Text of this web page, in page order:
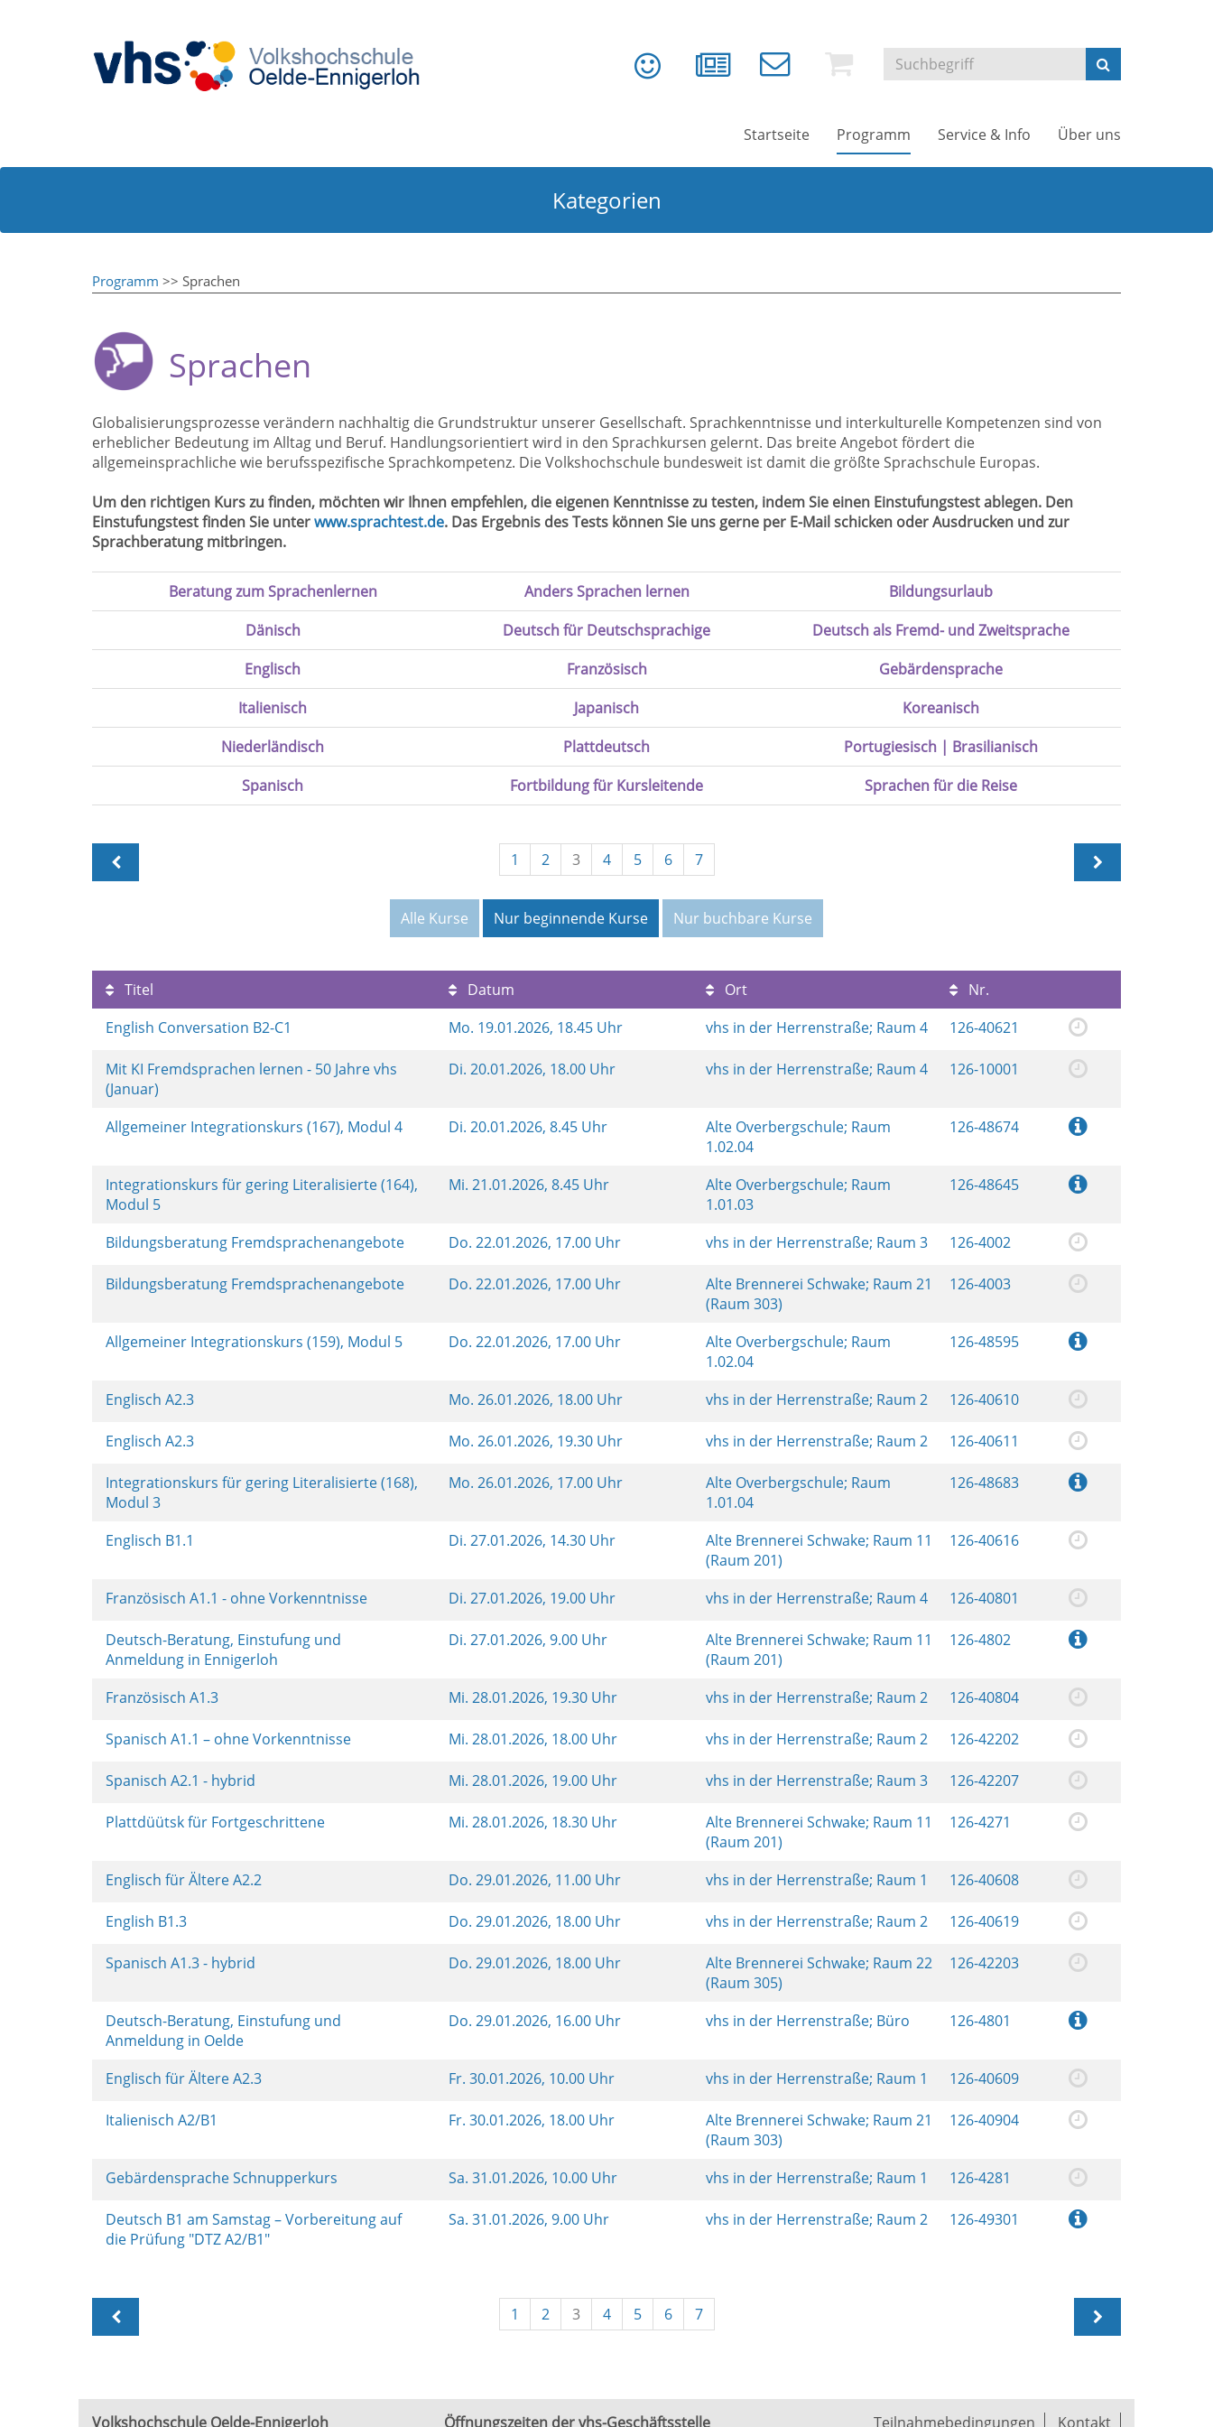
Startseite Programm Service & Info Über uns
Kategorien
Programm >> Sprachen
Sprachen
Globalisierungsprozesse verändern nachhaltig die Grundstruktur unserer Gesellschaft. Sprachkenntnisse und interkulturelle Kompetenzen sind von
erheblicher Bedeutung im Alltag und Beruf. Handlungsorientiert wird in den Sprachkursen gelernt. Das breite Angebot fördert die
allgemeinsprachliche wie berufsspezifische Sprachkompetenz. Die Volkshochschule bundesweit ist damit die größte Sprachschule Europas.
Um den richtigen Kurs zu finden, möchten wir Ihnen empfehlen, die eigenen Kenntnisse zu testen, indem Sie einen Einstufungstest ablegen. Den
Einstufungstest finden Sie unterwww.sprachtest.de. Das Ergebnis des Tests können Sie uns gerne per E-Mail schicken oder Ausdrucken und zur
Sprachberatung mitbringen.
Beratung zum Sprachenlernen Anders Sprachen lernen
Bildungsurlaub
Dänisch
Deutsch für Deutschsprachige
Deutsch als Fremd- und Zweitsprache
Englisch
Französisch
Gebärdensprache
Italienisch
Japanisch
Koreanisch
Niederländisch
Plattdeutsch
Portugiesisch | Brasilianisch
Spanisch
Fortbildung für Kursleitende Sprachen für die Reise
1 2 3 4 5 6 7
Alle Kurse Nur beginnende Kurse Nur buchbare Kurse
Titel Datum Ort
Nr.
English Conversation B2-C1
Mo. 19.01.2026, 18.45 Uhr vhs in der Herrenstraße; Raum 4 126-40621
Mit KI Fremdsprachen lernen - 50 Jahre vhs
(Januar)
Di. 20.01.2026, 18.00 Uhr vhs in der Herrenstraße; Raum 4 126-10001
Allgemeiner Integrationskurs (167), Modul 4 Di. 20.01.2026, 8.45 Uhr
Alte Overbergschule; Raum
1.02.04
126-48674
Integrationskurs für gering Literalisierte (164),
Modul 5
Mi. 21.01.2026, 8.45 Uhr
Alte Overbergschule; Raum
1.01.03
126-48645
Bildungsberatung Fremdsprachenangebote Do. 22.01.2026, 17.00 Uhr vhs in der Herrenstraße; Raum 3 126-4002
Bildungsberatung Fremdsprachenangebote Do. 22.01.2026, 17.00 Uhr
Alte Brennerei Schwake; Raum 21
(Raum 303)
126-4003
Allgemeiner Integrationskurs (159), Modul 5 Do. 22.01.2026, 17.00 Uhr
Alte Overbergschule; Raum
1.02.04
126-48595
Englisch A2.3 Mo. 26.01.2026, 18.00 Uhr vhs in der Herrenstraße; Raum 2 126-40610
Englisch A2.3 Mo. 26.01.2026, 19.30 Uhr vhs in der Herrenstraße; Raum 2 126-40611
Integrationskurs für gering Literalisierte (168),
Modul 3
Mo. 26.01.2026, 17.00 Uhr
Alte Overbergschule; Raum
1.01.04
126-48683
Englisch B1.1 Di. 27.01.2026, 14.30 Uhr
Alte Brennerei Schwake; Raum 11
(Raum 201)
126-40616
Französisch A1.1 - ohne Vorkenntnisse Di. 27.01.2026, 19.00 Uhr vhs in der Herrenstraße; Raum 4 126-40801
Deutsch-Beratung, Einstufung und
Anmeldung in Ennigerloh
Di. 27.01.2026, 9.00 Uhr
Alte Brennerei Schwake; Raum 11
(Raum 201)
126-4802
Französisch A1.3 Mi. 28.01.2026, 19.30 Uhr vhs in der Herrenstraße; Raum 2 126-40804
Spanisch A1.1 – ohne Vorkenntnisse Mi. 28.01.2026, 18.00 Uhr vhs in der Herrenstraße; Raum 2 126-42202
Spanisch A2.1 - hybrid Mi. 28.01.2026, 19.00 Uhr vhs in der Herrenstraße; Raum 3 126-42207
Plattdüütsk für Fortgeschrittene Mi. 28.01.2026, 18.30 Uhr
Alte Brennerei Schwake; Raum 11
(Raum 201)
126-4271
Englisch für Ältere A2.2 Do. 29.01.2026, 11.00 Uhr vhs in der Herrenstraße; Raum 1 126-40608
English B1.3 Do. 29.01.2026, 18.00 Uhr vhs in der Herrenstraße; Raum 2 126-40619
Spanisch A1.3 - hybrid Do. 29.01.2026, 18.00 Uhr
Alte Brennerei Schwake; Raum 22
(Raum 305)
126-42203
Deutsch-Beratung, Einstufung und
Anmeldung in Oelde
Do. 29.01.2026, 16.00 Uhr vhs in der Herrenstraße; Büro 126-4801
Englisch für Ältere A2.3 Fr. 30.01.2026, 10.00 Uhr vhs in der Herrenstraße; Raum 1 126-40609
Italienisch A2/B1 Fr. 30.01.2026, 18.00 Uhr
Alte Brennerei Schwake; Raum 21
(Raum 303)
126-40904
Gebärdensprache Schnupperkurs Sa. 31.01.2026, 10.00 Uhr vhs in der Herrenstraße; Raum 1 126-4281
Deutsch B1 am Samstag – Vorbereitung auf
die Prüfung "DTZ A2/B1"
Sa. 31.01.2026, 9.00 Uhr vhs in der Herrenstraße; Raum 2 126-49301
1 2 3 4 5 6 7
Volkshochschule Oelde-Ennigerloh Öffnungszeiten der vhs-Geschäftsstelle Teilnahmebedingungen Kontakt